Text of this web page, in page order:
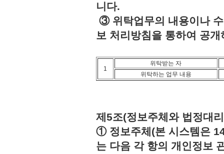
니다.
③ 위탁업무의 내용이나
보 처리방침을 통하여 공
1
위탁받는 자
위탁하는 업무 내용
제5조(정보주체와 법정대
① 정보주체(본 시스템은
는 다음 각 항의 개인정보